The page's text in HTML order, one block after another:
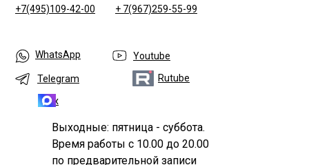
+ 7(967)259-55-99
WhatsApp
Telegram
Max
+7(495)109-42-00
Youtube
Rutube
Выходные: пятница - суббота.
Время работы с 10.00 до 20.00
по предварительной записи